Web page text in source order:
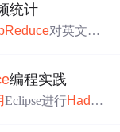
演示大数据处
统计
对英文小
程序，编译打包
验证结果。
编程实践
Eclipse进行Hado